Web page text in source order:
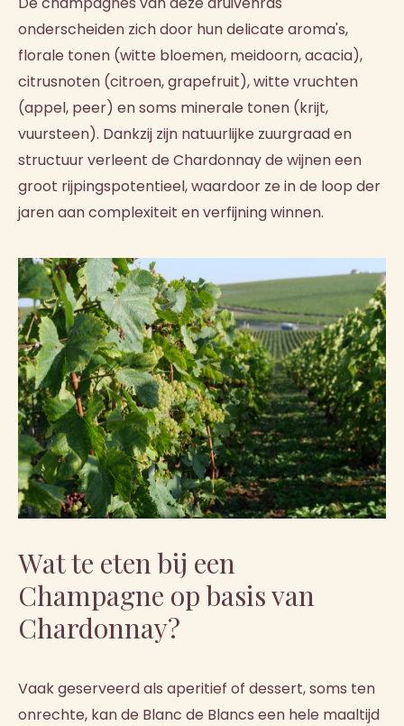
onderscheiden zich door hun delicate aroma's,
florale tonen (witte bloemen, meidoorn, acacia),
citrusnoten (citroen, grapefruit), witte vruchten
(appel, peer) en soms minerale tonen (krijt,
vuursteen). Dankzij zijn natuurlijke zuurgraad en
structuur verleent de Chardonnay de wijnen een
groot rijpingspotentieel, waardoor ze in de loop der
jaren aan complexiteit en verfijning winnen.
Wat te eten bij een
Champagne op basis van
Chardonnay?
Vaak geserveerd als aperitief of dessert, soms ten
onrechte, kan de Blanc de Blancs een hele maaltijd